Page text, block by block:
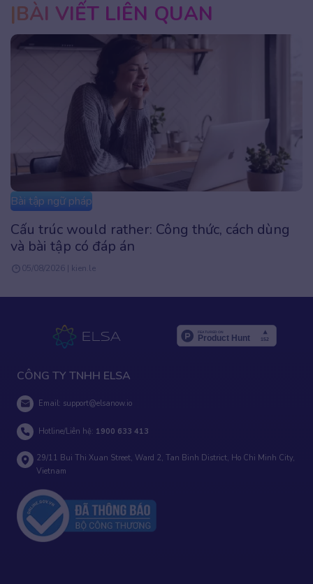
BÀI VIẾT LIÊN QUAN
Bài tập ngữ pháp
Cấu trúc The Last Time là gì? Công thức, Cách
dùng & Bài tập chi tiết
05/08/2026 | kien.le
CÔNG TY TNHH ELSA
Email: support@elsanow.io
Hotline/Liên hệ: 1900 633 413
29/11 Bui Thi Xuan Street, Ward 2, Tan Binh District, Ho Chi Minh City,
Vietnam